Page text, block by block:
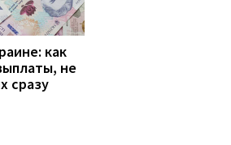
как
не
сразу